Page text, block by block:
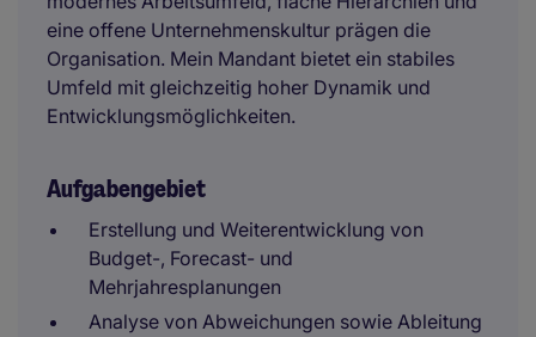
eine offene Unternehmenskultur prägen die
Organisation. Mein Mandant bietet ein stabiles
Umfeld mit gleichzeitig hoher Dynamik und
Entwicklungsmöglichkeiten.
Aufgabengebiet
Erstellung und Weiterentwicklung von
Budget-, Forecast- und
Mehrjahresplanungen
Analyse von Abweichungen sowie Ableitung